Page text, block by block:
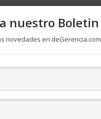
vez que comente.
nuestro Boletin
novedades en deGerencia.com